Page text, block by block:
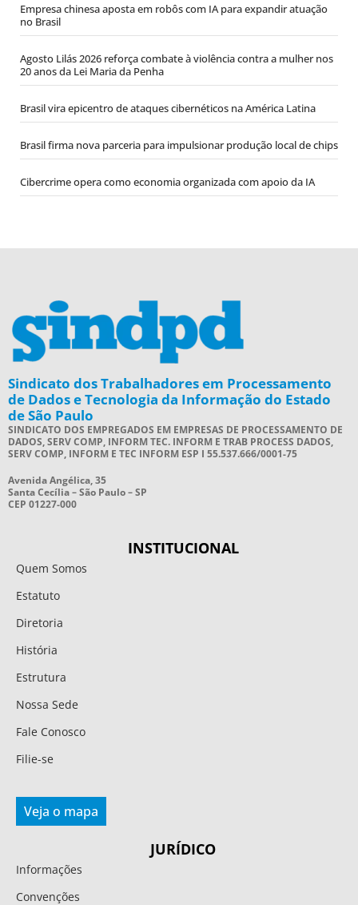
Empresa chinesa aposta em robôs com IA para expandir atuação
no Brasil
Agosto Lilás 2026 reforça combate à violência contra a mulher nos
20 anos da Lei Maria da Penha
Brasil vira epicentro de ataques cibernéticos na América Latina
Brasil firma nova parceria para impulsionar produção local de chips
Cibercrime opera como economia organizada com apoio da IA
Sindicato dos Trabalhadores em Processamento
de Dados e Tecnologia da Informação do Estado
de São Paulo
SINDICATO DOS EMPREGADOS EM EMPRESAS DE PROCESSAMENTO DE
DADOS, SERV COMP, INFORM TEC. INFORM E TRAB PROCESS DADOS,
SERV COMP, INFORM E TEC INFORM ESP I 55.537.666/0001-75
Avenida Angélica, 35
Santa Cecília – São Paulo – SP
CEP 01227-000
INSTITUCIONAL
Quem Somos
Estatuto
Diretoria
História
Estrutura
Nossa Sede
Fale Conosco
Filie-se
Veja o mapa
JURÍDICO
Informações
Convenções